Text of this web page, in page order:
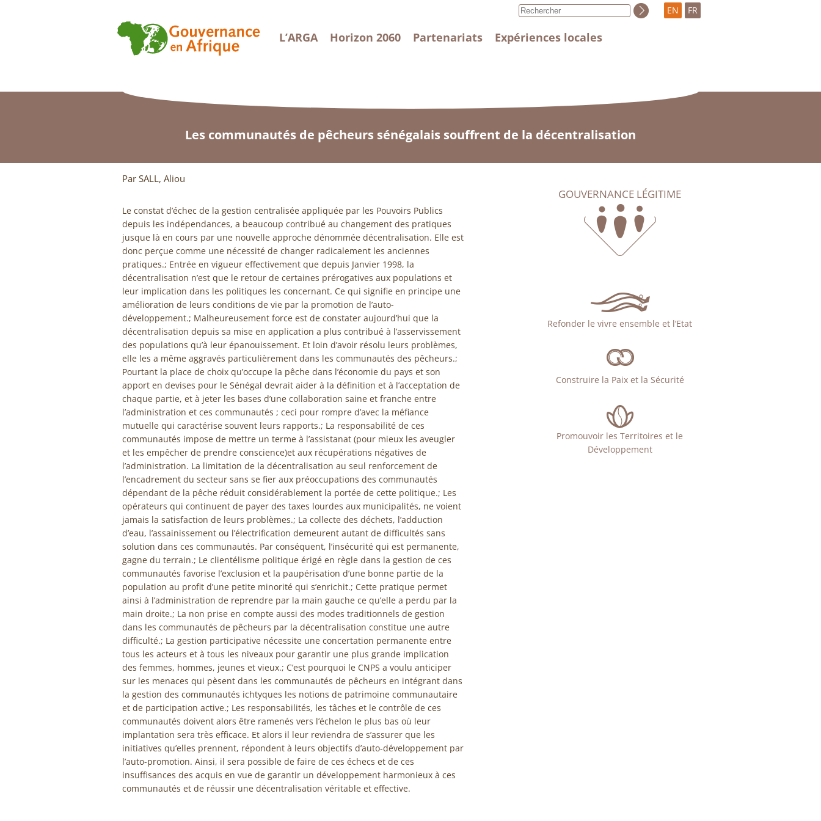
L’ARGA Horizon 2060 Partenariats Expériences locales
EN FR
Les communautés de pêcheurs sénégalais souffrent de la décentralisation
Par SALL, Aliou
Le constat d’échec de la gestion centralisée appliquée par les Pouvoirs Publics
depuis les indépendances, a beaucoup contribué au changement des pratiques
jusque là en cours par une nouvelle approche dénommée décentralisation. Elle est
donc perçue comme une nécessité de changer radicalement les anciennes
pratiques.; Entrée en vigueur effectivement que depuis Janvier 1998, la
décentralisation n’est que le retour de certaines prérogatives aux populations et
leur implication dans les politiques les concernant. Ce qui signifie en principe une
amélioration de leurs conditions de vie par la promotion de l’auto-
développement.; Malheureusement force est de constater aujourd’hui que la
décentralisation depuis sa mise en application a plus contribué à l’asservissement
des populations qu’à leur épanouissement. Et loin d’avoir résolu leurs problèmes,
elle les a même aggravés particulièrement dans les communautés des pêcheurs.;
Pourtant la place de choix qu’occupe la pêche dans l’économie du pays et son
apport en devises pour le Sénégal devrait aider à la définition et à l’acceptation de
chaque partie, et à jeter les bases d’une collaboration saine et franche entre
l’administration et ces communautés ; ceci pour rompre d’avec la méfiance
mutuelle qui caractérise souvent leurs rapports.; La responsabilité de ces
communautés impose de mettre un terme à l’assistanat (pour mieux les aveugler
et les empêcher de prendre conscience)et aux récupérations négatives de
l’administration. La limitation de la décentralisation au seul renforcement de
l’encadrement du secteur sans se fier aux préoccupations des communautés
dépendant de la pêche réduit considérablement la portée de cette politique.; Les
opérateurs qui continuent de payer des taxes lourdes aux municipalités, ne voient
jamais la satisfaction de leurs problèmes.; La collecte des déchets, l’adduction
d’eau, l’assainissement ou l’électrification demeurent autant de difficultés sans
solution dans ces communautés. Par conséquent, l’insécurité qui est permanente,
gagne du terrain.; Le clientélisme politique érigé en règle dans la gestion de ces
communautés favorise l’exclusion et la paupérisation d’une bonne partie de la
population au profit d’une petite minorité qui s’enrichit.; Cette pratique permet
ainsi à l’administration de reprendre par la main gauche ce qu’elle a perdu par la
main droite.; La non prise en compte aussi des modes traditionnels de gestion
dans les communautés de pêcheurs par la décentralisation constitue une autre
difficulté.; La gestion participative nécessite une concertation permanente entre
tous les acteurs et à tous les niveaux pour garantir une plus grande implication
des femmes, hommes, jeunes et vieux.; C’est pourquoi le CNPS a voulu anticiper
sur les menaces qui pèsent dans les communautés de pêcheurs en intégrant dans
la gestion des communautés ichtyques les notions de patrimoine communautaire
et de participation active.; Les responsabilités, les tâches et le contrôle de ces
communautés doivent alors être ramenés vers l’échelon le plus bas où leur
implantation sera très efficace. Et alors il leur reviendra de s’assurer que les
initiatives qu’elles prennent, répondent à leurs objectifs d’auto-développement par
l’auto-promotion. Ainsi, il sera possible de faire de ces échecs et de ces
insuffisances des acquis en vue de garantir un développement harmonieux à ces
communautés et de réussir une décentralisation véritable et effective.
GOUVERNANCE LÉGITIME
Refonder le vivre ensemble et l’Etat
Construire la Paix et la Sécurité
Promouvoir les Territoires et le
Développement